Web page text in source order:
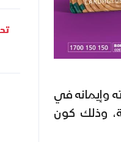
وإيمانه في
وذلك كون